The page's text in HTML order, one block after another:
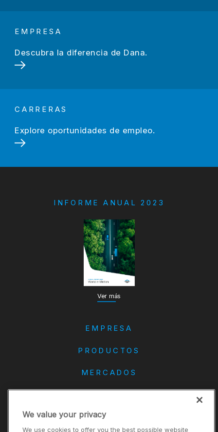
EMPRESA
Descubra la diferencia de Dana.
CARRERAS
Explore oportunidades de empleo.
INFORME ANUAL 2023
Ver más
EMPRESA
PRODUCTOS
MERCADOS
CONTACTO
We value your privacy
We use cookies to offer you the best possible website